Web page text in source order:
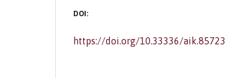
DOI:
https://doi.org/10.33336/aik.85723